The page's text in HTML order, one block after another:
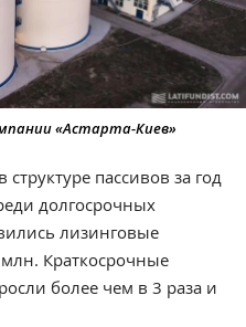
«Астарта-Киев»
пассивов за год
долгосрочных
лизинговые
Краткосрочные
более чем в 3 раза и